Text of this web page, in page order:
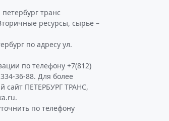
транс
ресурсы, сырье –
по адресу ул.
по телефону +7(812)
36-88. Для более
сайт ПЕТЕРБУРГ ТРАНС,
по телефону